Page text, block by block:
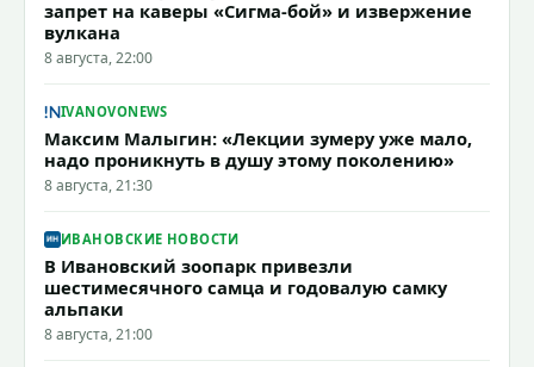
запрет на каверы «Сигма-бой» и извержение
вулкана
8 августа, 22:00
IVANOVONEWS
Максим Малыгин: «Лекции зумеру уже мало,
надо проникнуть в душу этому поколению»
8 августа, 21:30
ИВАНОВСКИЕ НОВОСТИ
В Ивановский зоопарк привезли
шестимесячного самца и годовалую самку
альпаки
8 августа, 21:00